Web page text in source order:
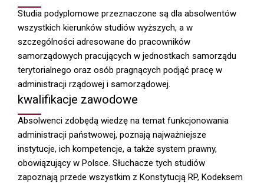
Studia podyplomowe przeznaczone są dla absolwentów
wszystkich kierunków studiów wyższych, a w
szczególności adresowane do pracowników
samorządowych pracujących w jednostkach samorządu
terytorialnego oraz osób pragnących podjąć pracę w
administracji rządowej i samorządowej.
kwalifikacje zawodowe
Absolwenci zdobędą wiedzę na temat funkcjonowania
administracji państwowej, poznają najważniejsze
instytucje, ich kompetencje, a także system prawny,
obowiązujący w Polsce. Słuchacze tych studiów
zapoznają przede wszystkim z Konstytucją RP, Kodeksem